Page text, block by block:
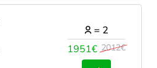
1951€ 2012€
= 2